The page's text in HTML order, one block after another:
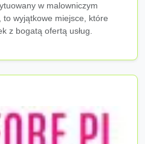
w malowniczym
wyjątkowe miejsce, które
z bogatą ofertą usług.